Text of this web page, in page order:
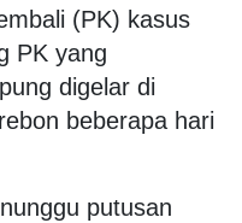
(PK) kasus
PK yang
digelar di
beberapa hari
putusan